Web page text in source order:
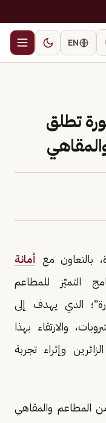
EN
تطلق
بالتعاون مع أمانة
التميّز للمطاعم
الذي يهدف إلى
والارتقاء بهذا
وإثراء تجربة
المطاعم والمقاهي